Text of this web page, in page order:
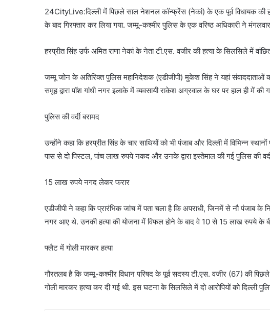
24CityLive:दिल्ली में पिछले साल नेशनल कॉन्फ्रेंस (नेकां) के एक पूर्व विधायक की
के बाद गिरफ्तार कर लिया गया. जम्मू-कश्मीर पुलिस के एक वरिष्ठ अधिकारी ने
हरप्रीत सिंह उर्फ अमित राणा नेकां के नेता टी.एस. वजीर की हत्या के सिलसिले में
जम्मू जोन के अतिरिक्त पुलिस महानिदेशक (एडीजीपी) मुकेश सिंह ने यहां संवाददाताओं
समूह द्वारा पॉश गांधी नगर इलाके में व्यवसायी राकेश अग्रवाल के घर पर हाल ही में की
पुलिस की वर्दी बरामद
उन्होंने कहा कि हरप्रीत सिंह के चार साथियों को भी पंजाब और दिल्ली में विभिन्न
पास से दो पिस्टल, पांच लाख रुपये नकद और उनके द्वारा इस्तेमाल की गई पुलिस की
15 लाख रुपये नगद लेकर फरार
एडीजीपी ने कहा कि प्रारंभिक जांच में पता चला है कि अपराधी, जिनमें से नौ पंजाब के
नगर आए थे. उनकी हत्या की योजना में विफल होने के बाद वे 10 से 15 लाख रुपये के
फ्लैट में गोली मारकर हत्या
गौरतलब है कि जम्मू-कश्मीर विधान परिषद के पूर्व सदस्य टी.एस. वजीर (67) की
गोली मारकर हत्या कर दी गई थी. इस घटना के सिलसिले में दो आरोपियों को दिल्ली